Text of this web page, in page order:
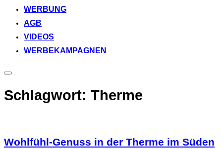
WERBUNG
AGB
VIDEOS
WERBEKAMPAGNEN
Seitenleiste
Navigation
umschalten
Schlagwort: Therme
Wohlfühl-Genuss in der Therme im Süden